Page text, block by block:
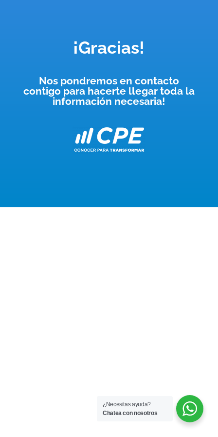
¡Gracias!
Nos pondremos en contacto
contigo para hacerte llegar toda la
información necesaria!
¿Necesitas ayuda?
Chatea con nosotros